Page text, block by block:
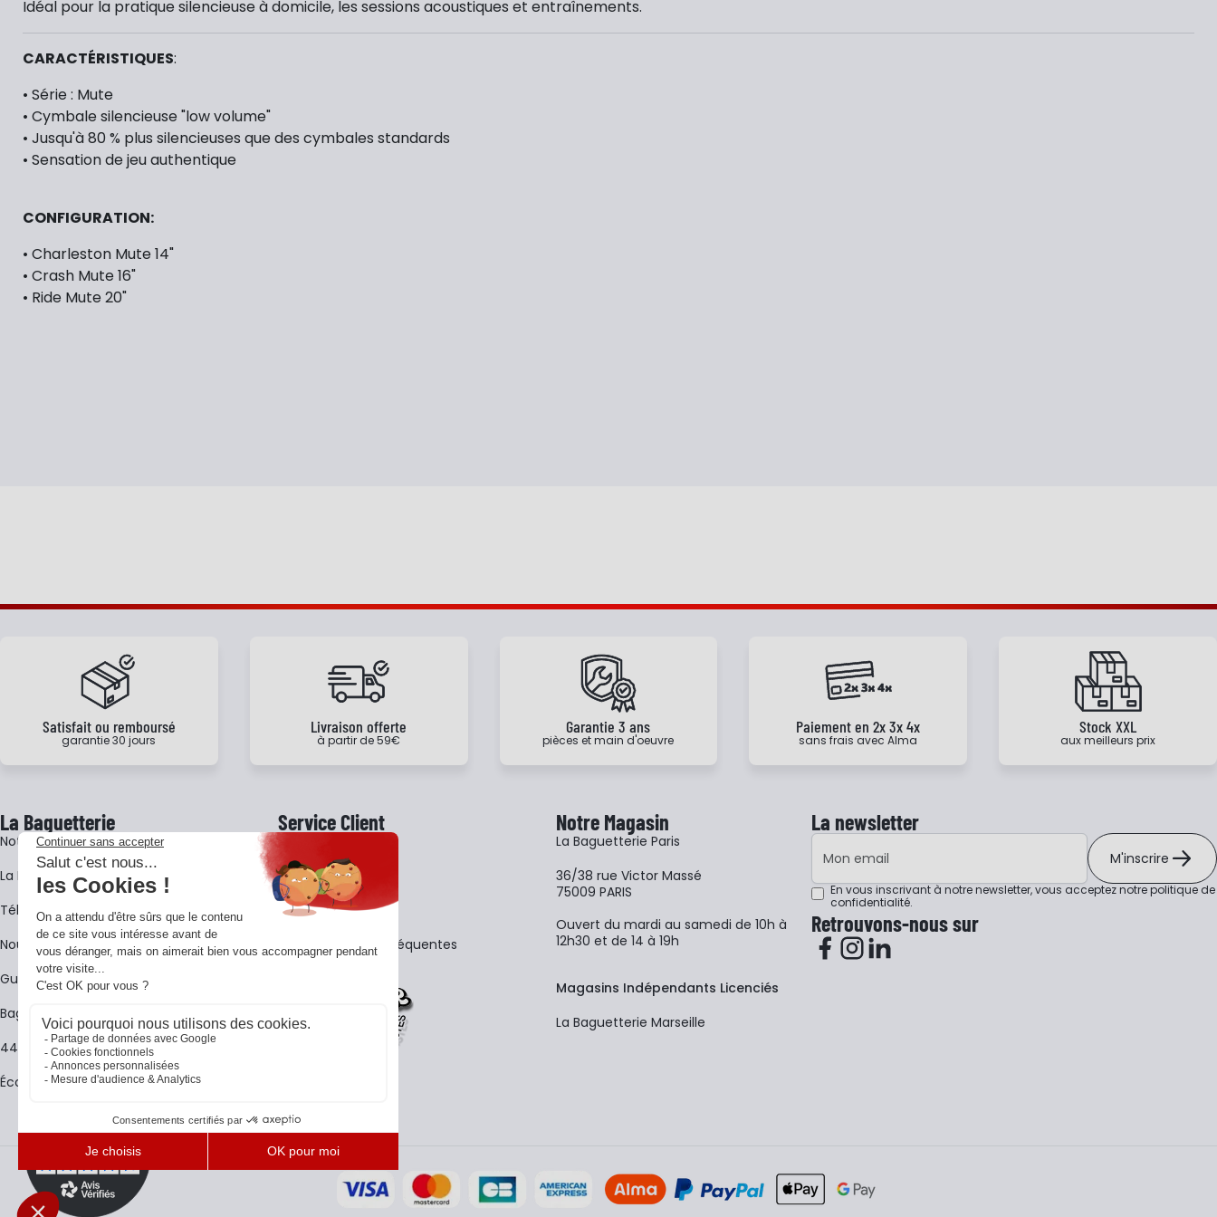
​Idéal pour la pratique silencieuse à domicile, les sessions acoustiques et entraînements.
CARACTÉRISTIQUES:
• Série : Mute
• Cymbale silencieuse "low volume"
​• Jusqu'à 80 % plus silencieuses que des cymbales standards
• Sensation de jeu authentique
CONFIGURATION:
• Charleston Mute 14"
• Crash Mute 16"
• Ride Mute 20"
Satisfait ou remboursé
garantie 30 jours
Livraison offerte
à partir de 59€
Garantie 3 ans
pièces et main d'oeuvre
Paiement en 2x 3x 4x
sans frais avec Alma
Stock XXL
aux meilleurs prix
La Baguetterie
Notre histoire
La BagShow
​Télécharger le catalogue
Nous contacter
Guides La Baguetterie
Baguetterie Shop Online
44 ans de rencontres
Écoles
Service Client
Garantie 3 ans
CGV
FAQ - Questions Fréquentes
Notre Magasin
La Baguetterie Paris
36/38 rue Victor Massé
75009 PARIS
Ouvert du mardi au samedi de 10h à
12h30 et de 14 à 19h
Magasins Indépendants Licenciés
La Baguetterie Marseille
La newsletter
Adresse e-mail
M'inscrire
En vous inscrivant à notre newsletter, vous acceptez notrepolitique de
confidentialité.
Retrouvons-nous sur